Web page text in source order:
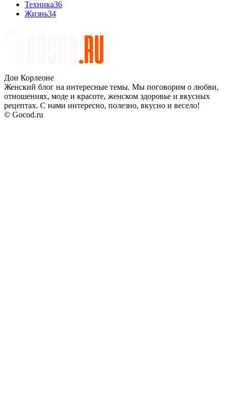
Техника36
Жизнь34
Дон Корлеоне
Женский блог на интересные темы. Мы поговорим о любви,
отношениях, моде и красоте, женском здоровье и вкусных
рецептах. С нами интересно, полезно, вкусно и весело!
© Gocod.ru